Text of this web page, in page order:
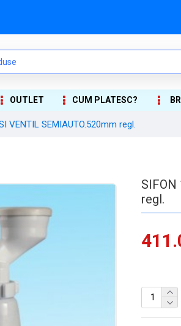
OUTLET CUM PLATESC?
VENTIL SEMIAUTO.520mm regl.
SIFON
regl.